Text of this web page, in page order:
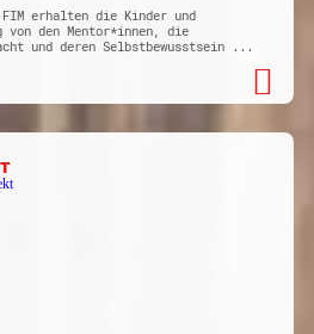
erhalten die Kinder und
von den Mentor*innen, die
und deren Selbstbewusstsein ...